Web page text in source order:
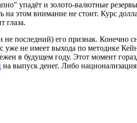
упадёт и золото-валютные резервы
этом внимание не стоит. Курс
глаза.
последний) его признак. Конечно
не имеет выхода по методике
в будущем году. Этот момент
на выпуск денег. Либо